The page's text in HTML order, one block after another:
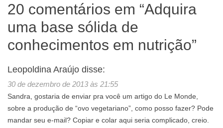
20 comentários em “Adquira
uma base sólida de
conhecimentos em nutrição”
Leopoldina Araújo disse:
30 de dezembro de 2013 às 21:55
Sandra, gostaria de enviar pra você um artigo do Le Monde,
sobre a produção de “ovo vegetariano”, como posso fazer? Pode
mandar seu e-mail? Copiar e colar aqui seria complicado, creio.